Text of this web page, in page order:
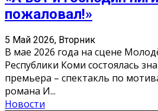
пожаловал!»
5 Май 2026, Вторник
В мае 2026 года на сцене
Республики Коми состоялась
премьера – спектакль по
романа И...
Новости